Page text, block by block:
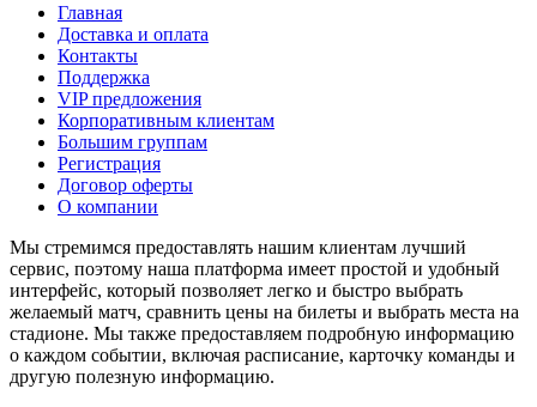
Главная
Доставка и оплата
Контакты
Поддержка
VIP предложения
Корпоративным клиентам
Большим группам
Регистрация
Договор оферты
О компании
Мы стремимся предоставлять нашим клиентам лучший
сервис, поэтому наша платформа имеет простой и удобный
интерфейс, который позволяет легко и быстро выбрать
желаемый матч, сравнить цены на билеты и выбрать места на
стадионе. Мы также предоставляем подробную информацию
о каждом событии, включая расписание, карточку команды и
другую полезную информацию.